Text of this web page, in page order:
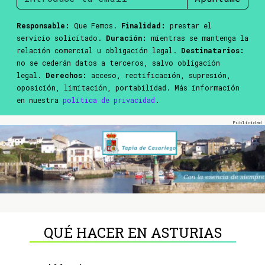
Responsable: Que Femos. Finalidad:
prestar el
servicio solicitado. Duración:
mientras se mantenga la
relación comercial u obligación legal. Destinatarios:
no se cederán datos a terceros, salvo obligación
legal. Derechos:
acceso, rectificación, supresión,
oposición, limitación, portabilidad. Más información
en nuestra política de privacidad .
QUÉ HACER EN ASTURIAS